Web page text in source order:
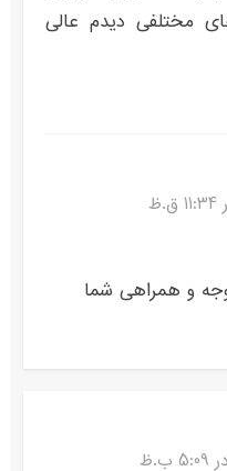
مختلفی دیدم عالی
و همراهی شما